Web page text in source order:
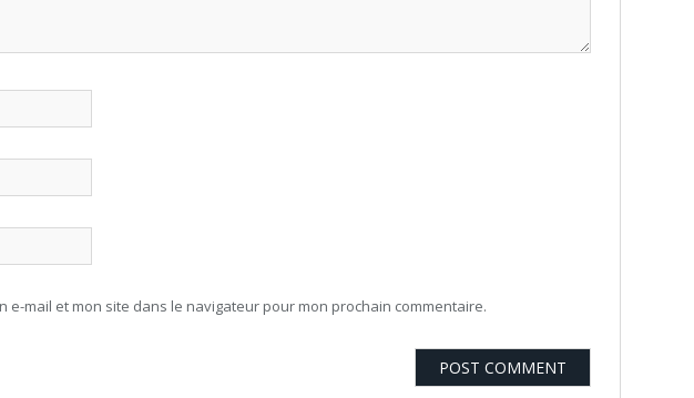
e-mail et mon site dans le navigateur pour mon prochain commentaire.